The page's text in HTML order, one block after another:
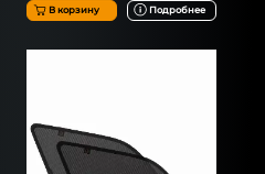
В корзину Подробнее